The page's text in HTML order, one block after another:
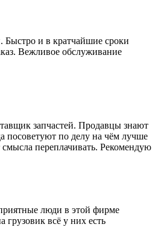
Быстро и в кратчайшие сроки
Вежливое обслуживание
запчастей. Продавцы знают
посоветуют по делу на чём лучше
смысла переплачивать. Рекомендую
люди в этой фирме
грузовик всё у них есть